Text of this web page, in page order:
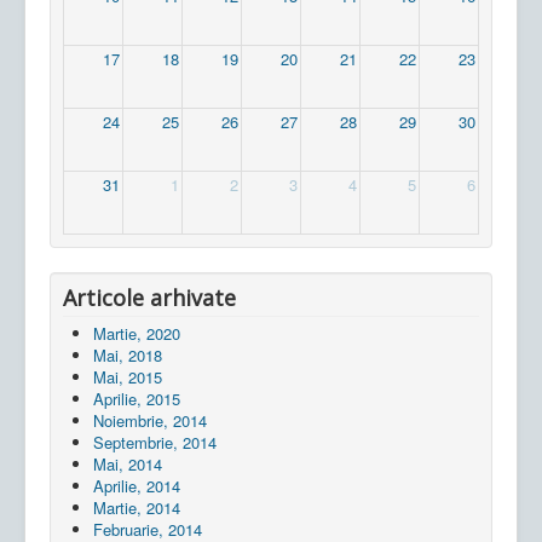
17 18 19 20 21 22 23
24 25 26 27 28 29 30
31 1 2 3 4 5 6
Articole arhivate
Martie, 2020
Mai, 2018
Mai, 2015
Aprilie, 2015
Noiembrie, 2014
Septembrie, 2014
Mai, 2014
Aprilie, 2014
Martie, 2014
Februarie, 2014